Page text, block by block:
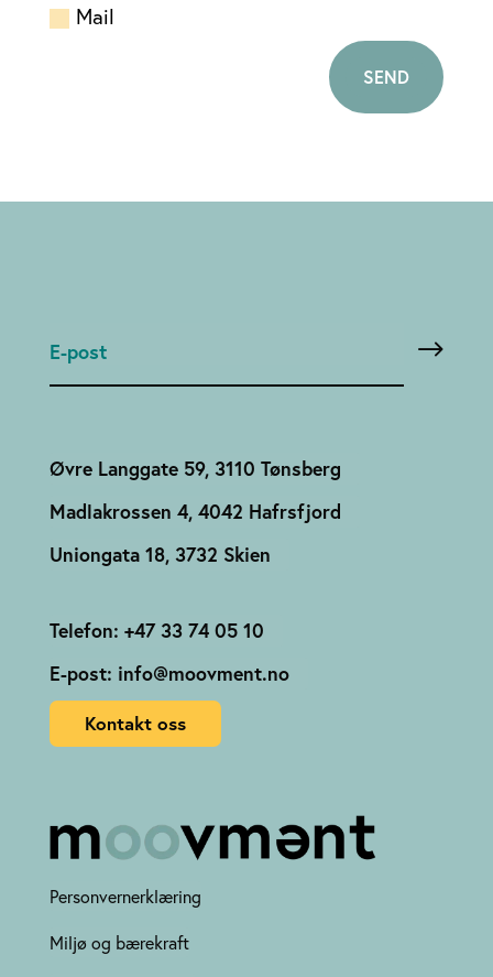
Mail
SEND
Øvre Langgate 59, 3110 Tønsberg
Madlakrossen 4, 4042 Hafrsfjord
Uniongata 18, 3732 Skien
Telefon: +47 33 74 05 10
E-post: info@moovment.no
Kontakt oss
Personvernerklæring
Miljø og bærekraft